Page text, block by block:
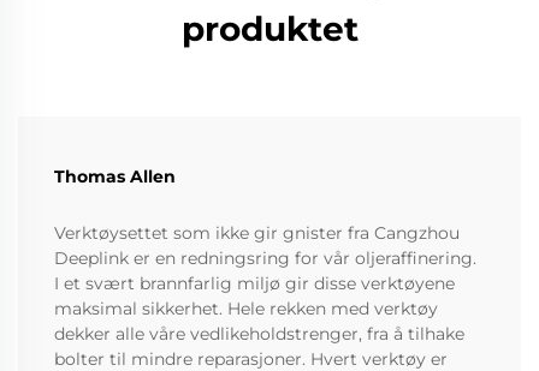
produktet
Thomas Allen
Verktøysettet som ikke gir gnister fra Cangzhou
Deeplink er en redningsring for vår oljeraffinering.
I et svært brannfarlig miljø gir disse verktøyene
maksimal sikkerhet. Hele rekken med verktøy
dekker alle våre vedlikeholdstrenger, fra å tilhake
bolter til mindre reparasjoner. Hvert verktøy er